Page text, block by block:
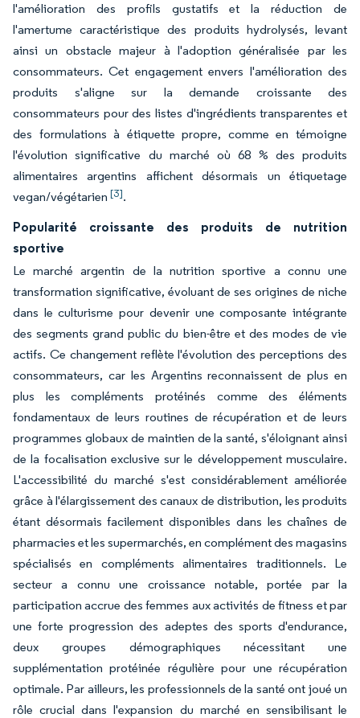
l'amélioration des profils gustatifs et la réduction de
l'amertume caractéristique des produits hydrolysés, levant
ainsi un obstacle majeur à l'adoption généralisée par les
consommateurs. Cet engagement envers l'amélioration des
produits s'aligne sur la demande croissante des
consommateurs pour des listes d'ingrédients transparentes et
des formulations à étiquette propre, comme en témoigne
l'évolution significative du marché où 68 % des produits
alimentaires argentins affichent désormais un étiquetage
vegan/végétarien [3].
Popularité croissante des produits de nutrition
sportive
Le marché argentin de la nutrition sportive a connu une
transformation significative, évoluant de ses origines de niche
dans le culturisme pour devenir une composante intégrante
des segments grand public du bien-être et des modes de vie
actifs. Ce changement reflète l'évolution des perceptions des
consommateurs, car les Argentins reconnaissent de plus en
plus les compléments protéinés comme des éléments
fondamentaux de leurs routines de récupération et de leurs
programmes globaux de maintien de la santé, s'éloignant ainsi
de la focalisation exclusive sur le développement musculaire.
L'accessibilité du marché s'est considérablement améliorée
grâce à l'élargissement des canaux de distribution, les produits
étant désormais facilement disponibles dans les chaînes de
pharmacies et les supermarchés, en complément des magasins
spécialisés en compléments alimentaires traditionnels. Le
secteur a connu une croissance notable, portée par la
participation accrue des femmes aux activités de fitness et par
une forte progression des adeptes des sports d'endurance,
deux groupes démographiques nécessitant une
supplémentation protéinée régulière pour une récupération
optimale. Par ailleurs, les professionnels de la santé ont joué un
rôle crucial dans l'expansion du marché en sensibilisant le